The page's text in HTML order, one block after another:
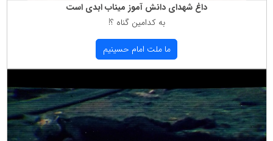
داغ شهدای دانش آموز میناب ابدی است
به كدامین گناه ؟!
ما ملت امام حسینیم